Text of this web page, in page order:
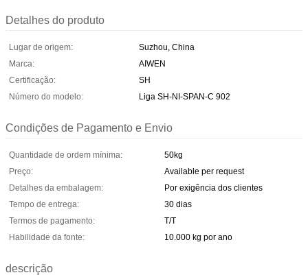
Detalhes do produto
Lugar de origem:
Suzhou, China
Marca:
AIWEN
Certificação:
SH
Número do modelo:
Liga SH-NI-SPAN-C 902
Condições de Pagamento e Envio
Quantidade de ordem mínima:
50kg
Preço:
Available per request
Detalhes da embalagem:
Por exigência dos clientes
Tempo de entrega:
30 dias
Termos de pagamento:
T/T
Habilidade da fonte:
10.000 kg por ano
descrição